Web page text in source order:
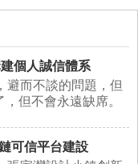
個人誠信體系
避而不談的問題，但
但不會永遠缺席。
可信平台建設